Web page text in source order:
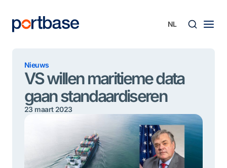
inhoud
Nieuws
VS willen maritieme data
gaan standaardiseren
23 maart 2023